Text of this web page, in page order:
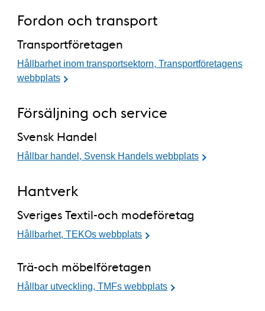
Fordon och transport
Transportföretagen
Hållbarhet inom transportsektorn, Transportföretagens
webbplats
Försäljning och service
Svensk Handel
Hållbar handel, Svensk Handels webbplats
Hantverk
Sveriges Textil-och modeföretag
Hållbarhet, TEKOs webbplats
Trä-och möbelföretagen
Hållbar utveckling, TMFs webbplats